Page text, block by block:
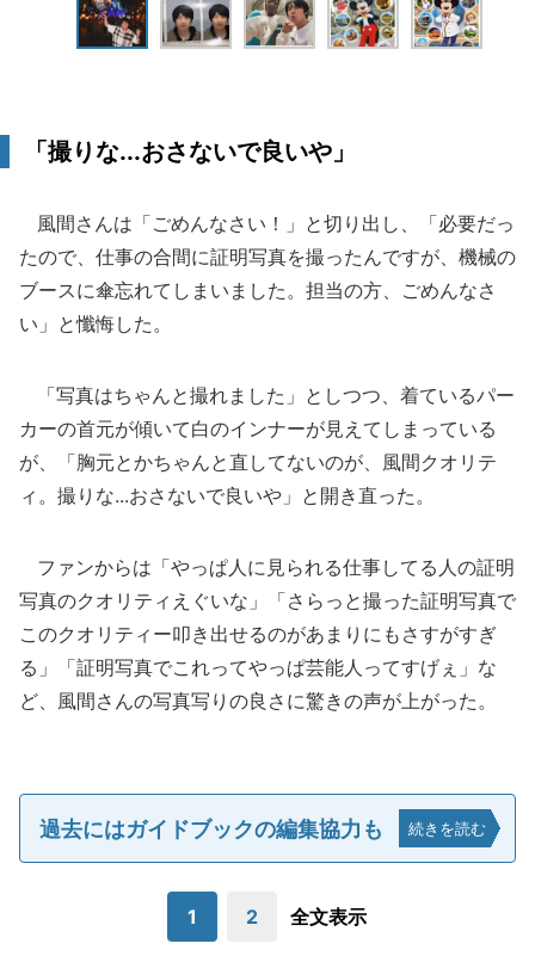
「撮りな...おさないで良いや」
風間さんは「ごめんなさい！」と切り出し、「必要だっ
たので、仕事の合間に証明写真を撮ったんですが、機械の
ブースに傘忘れてしまいました。担当の方、ごめんなさ
い」と懺悔した。
「写真はちゃんと撮れました」としつつ、着ているパー
カーの首元が傾いて白のインナーが見えてしまっている
が、「胸元とかちゃんと直してないのが、風間クオリテ
ィ。撮りな...おさないで良いや」と開き直った。
ファンからは「やっぱ人に見られる仕事してる人の証明
写真のクオリティえぐいな」「さらっと撮った証明写真で
このクオリティー叩き出せるのがあまりにもさすがすぎ
る」「証明写真でこれってやっぱ芸能人ってすげぇ」な
ど、風間さんの写真写りの良さに驚きの声が上がった。
過去にはガイドブックの編集協力も 続きを読む
1 2 全文表示